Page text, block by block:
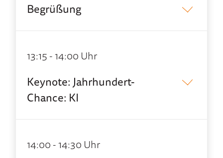
Begrüßung
13:15 - 14:00 Uhr
Keynote: Jahrhundert-
Chance: KI
14:00 - 14:30 Uhr